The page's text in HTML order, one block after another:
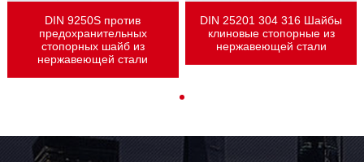
DIN 9250S против
предохранительных
стопорных шайб из
нержавеющей стали
DIN 25201 304 316 Шайбы
клиновые стопорные из
нержавеющей стали